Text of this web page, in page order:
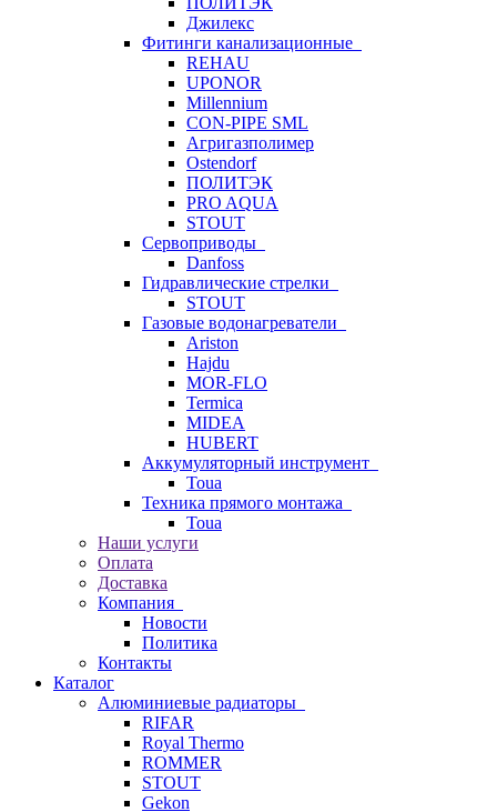
Джилекс
Фитинги канализационные
REHAU
UPONOR
Millennium
CON-PIPE SML
Агригазполимер
Ostendorf
ПОЛИТЭК
PRO AQUA
STOUT
Сервоприводы
Danfoss
Гидравлические стрелки
STOUT
Газовые водонагреватели
Ariston
Hajdu
MOR-FLO
Termica
MIDEA
HUBERT
Аккумуляторный инструмент
Toua
Техника прямого монтажа
Toua
Наши услуги
Оплата
Доставка
Компания
Новости
Политика
Контакты
Каталог
Алюминиевые радиаторы
RIFAR
Royal Thermo
ROMMER
STOUT
Gekon